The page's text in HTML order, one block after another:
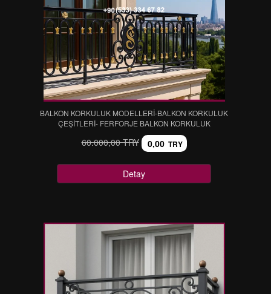
BALKON KORKULUK MODELLERİ-BALKON KORKULUK
ÇEŞİTLERİ- FERFORJE BALKON KORKULUK
60.000,00 TRY 0,00 TRY
Detay